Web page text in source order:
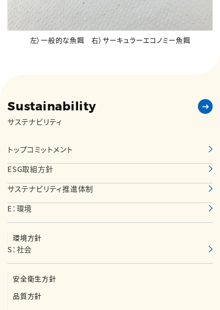
左）一般的な魚餌 右）サーキュラーエコノミー魚餌
Sustainability
サステナビリティ
トップコミットメント
ESG取組方針
サステナビリティ推進体制
E：環境
環境方針
S：社会
安全衛生方針
品質方針